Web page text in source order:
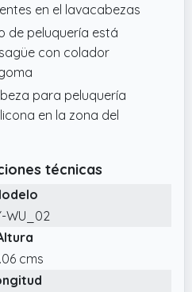
en el lavacabezas
de peluquería está
con colador
para peluquería
en la zona del
técnicas
WU_02
cms